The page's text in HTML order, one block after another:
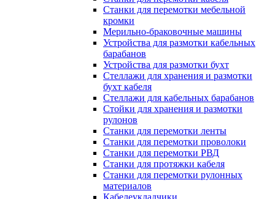
Станки для перемотки мебельной
кромки
Мерильно-браковочные машины
Устройства для размотки кабельных
барабанов
Устройства для размотки бухт
Стеллажи для хранения и размотки
бухт кабеля
Стеллажи для кабельных барабанов
Стойки для хранения и размотки
рулонов
Станки для перемотки ленты
Станки для перемотки проволоки
Станки для перемотки РВД
Станки для протяжки кабеля
Станки для перемотки рулонных
материалов
Кабелеукладчики